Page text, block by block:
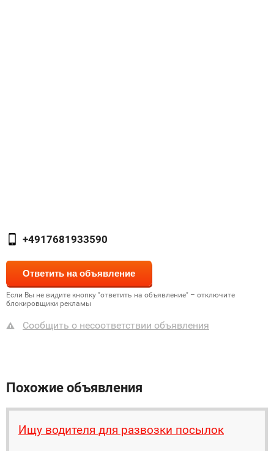
+4917681933590
Если Вы не видите кнопку "ответить на объявление" – отключите
блокировщики рекламы
Сообщить о несоответствии объявления
Похожие объявления
Ищу водителя для развозки посылок